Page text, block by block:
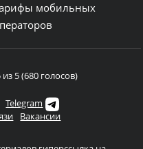
мобильных
из 5 (680 голосов)
Telegram
Вакансии